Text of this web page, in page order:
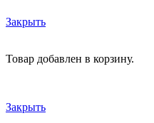
Закрыть
Товар добавлен в корзину.
Закрыть